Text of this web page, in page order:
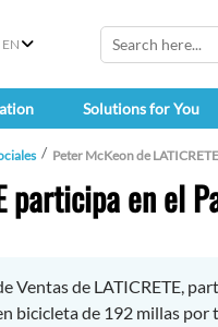
EN
Solutions for You
Peter McKeon de
participa en el
Ventas de LATICRETE,
bicicleta de 192 millas por